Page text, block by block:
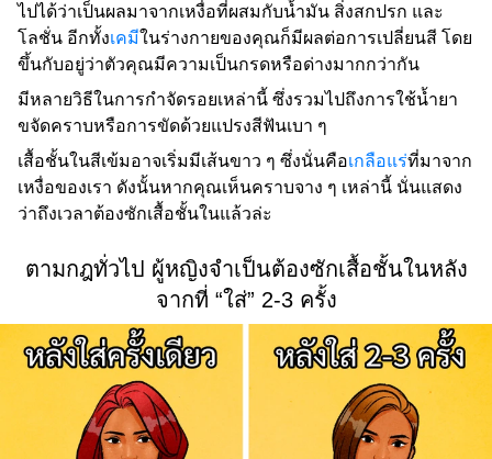
ไปได้ว่าเป็นผลมาจากเหงื่อที่ผสมกับน้ำมัน สิ่งสกปรก และ
โลชั่น อีกทั้งเคมีในร่างกายของคุณก็มีผลต่อการเปลี่ยนสี โดย
ขึ้นกับอยู่ว่าตัวคุณมีความเป็นกรดหรือด่างมากกว่ากัน
มีหลายวิธีในการกำจัดรอยเหล่านี้ ซึ่งรวมไปถึงการใช้น้ำยา
ขจัดคราบหรือการขัดด้วยแปรงสีฟันเบา ๆ
เสื้อชั้นในสีเข้มอาจเริ่มมีเส้นขาว ๆ ซึ่งนั่นคือเกลือแร่ที่มาจาก
เหงื่อของเรา ดังนั้นหากคุณเห็นคราบจาง ๆ เหล่านี้ นั่นแสดง
ว่าถึงเวลาต้องซักเสื้อชั้นในแล้วล่ะ
ตามกฎทั่วไป ผู้หญิงจำเป็นต้องซักเสื้อชั้นในหลัง
จากที่ “ใส่” 2-3 ครั้ง